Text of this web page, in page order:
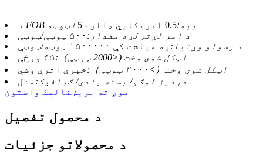
د FOB بیه:0.5 امریکایي ډالر - 5 / ټوټه
د امر لږترلږه مقدار: ۵۰۰ ټوټې/ټوټې
د رسولو وړتیا: په میاشت کې ۱۵۰۰۰۰۰ ټوټه/ټوټې
اټکل شوی وخت (<2000 ټوټې）:
۴۵ ورځې
اټکل شوی وخت（>۲۰۰۰ ټوټې）:
خبرې اترې وشي
دودیز لوګو/ بسته بندي/ ګرافیک: منل
موږ ته بریښنالیک واستوئ
د محصول تفصیل
د محصولاتو جزئیات